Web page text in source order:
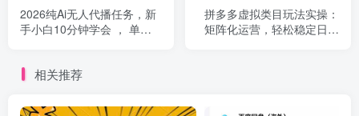
2026纯Ai无人代播任务，新
手小白10分钟学会 ， 单日
拼多多虚拟类目玩法实操：
矩阵化运营，轻松稳定日入
相关推荐